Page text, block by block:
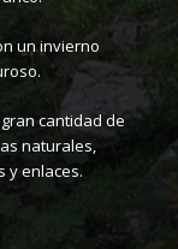
un invierno
cantidad de
naturales,
y enlaces.